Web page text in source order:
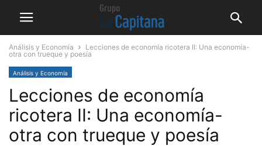
Análisis y Economía
Lecciones de economía ricotera II: Una economía-
otra con trueque y poesía
Análisis y Economía
Lecciones de economía
ricotera II: Una economía-
otra con trueque y poesía